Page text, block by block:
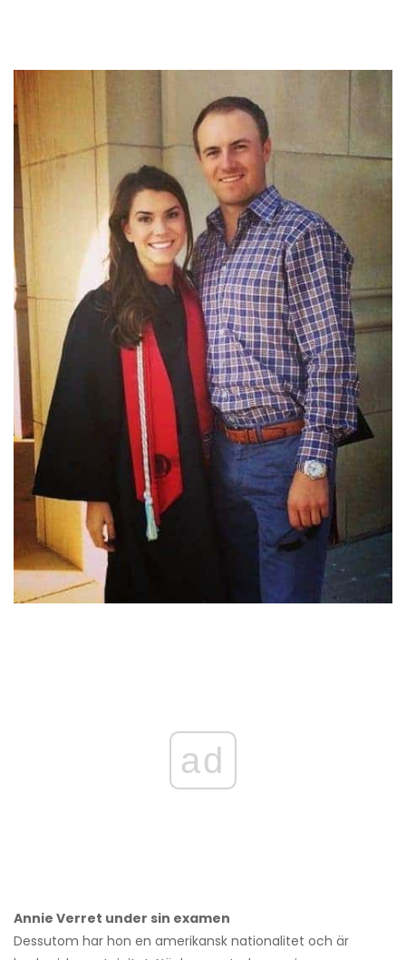
ad
Annie Verret under sin examen
Dessutom har hon en amerikansk nationalitet och är